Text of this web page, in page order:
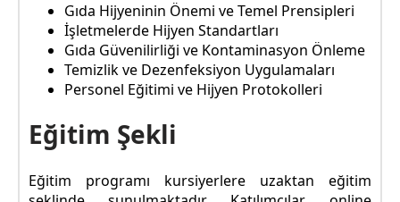
Gıda Hijyeninin Önemi ve Temel Prensipleri
İşletmelerde Hijyen Standartları
Gıda Güvenilirliği ve Kontaminasyon Önleme
Temizlik ve Dezenfeksiyon Uygulamaları
Personel Eğitimi ve Hijyen Protokolleri
Eğitim Şekli
Eğitim programı kursiyerlere uzaktan eğitim